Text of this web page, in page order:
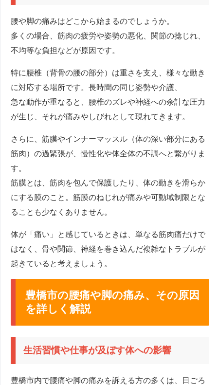
腰や脚の痛みはどこから始まるのでしょうか。
多くの場合、筋肉の疲労や姿勢の悪化、関節の捻じれ、
不均等な負担などが原因です。
特に腰椎（背骨の腰の部分）は重さを支え、様々な動き
に対応する場所です。長時間の同じ姿勢や介護、
急な動作が重なると、腰椎のズレや神経への余計な圧力
が生じ、それが痛みやしびれとして現れてきます。
さらに、筋膜やインナーマッスル（体の深い部分にある
筋肉）の過緊張が、慢性化や体全体の不調へと繋がりま
す。
筋膜とは、筋肉を包んで保護したり、体の動きを滑らか
にする膜のこと。筋膜のねじれが痛みや可動域制限とな
ることも少なくありません。
体が「痛い」と感じているときは、単なる筋肉痛だけで
はなく、骨や関節、神経を巻き込んだ複雑なトラブルが
起きていると考えましょう。
豊橋市の腰痛や脚の痛み、その原因
を詳しく解説
生活習慣や仕事が及ぼす体への影響
豊橋市内で腰痛や脚の痛みを訴える方の多くは、日ごろ